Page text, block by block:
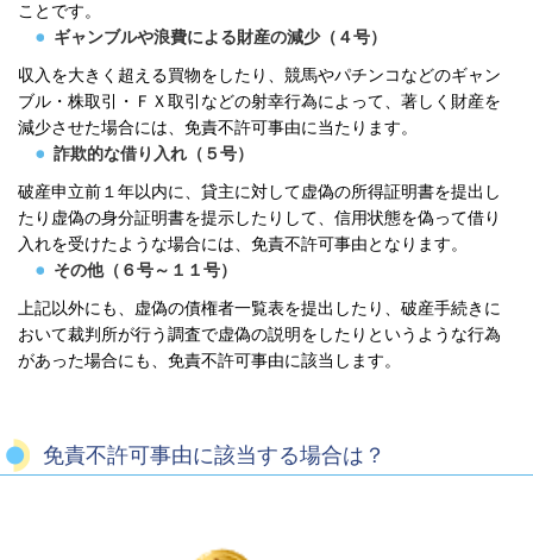
ことです。
ギャンブルや浪費による財産の減少（４号）
収入を大きく超える買物をしたり、競馬やパチンコなどのギャン
ブル・株取引・ＦＸ取引などの射幸行為によって、著しく財産を
減少させた場合には、免責不許可事由に当たります。
詐欺的な借り入れ（５号）
破産申立前１年以内に、貸主に対して虚偽の所得証明書を提出し
たり虚偽の身分証明書を提示したりして、信用状態を偽って借り
入れを受けたような場合には、免責不許可事由となります。
その他（６号～１１号）
上記以外にも、虚偽の債権者一覧表を提出したり、破産手続きに
おいて裁判所が行う調査で虚偽の説明をしたりというような行為
があった場合にも、免責不許可事由に該当します。
免責不許可事由に該当する場合は？